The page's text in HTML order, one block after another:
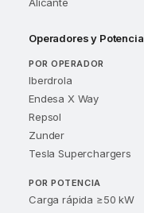
Alicante
Operadores y Potencia
POR OPERADOR
Iberdrola
Endesa X Way
Repsol
Zunder
Tesla Superchargers
POR POTENCIA
Carga rápida ≥50 kW